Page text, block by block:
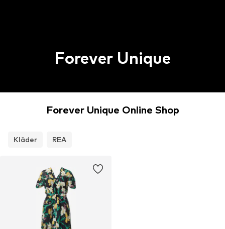
Forever Unique
Forever Unique Online Shop
Kläder REA